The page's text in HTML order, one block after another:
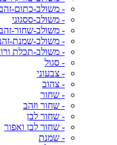
- משולב-כתום-
- משולב-ססגוני
- משולב-שחור-
- משולב-שמנת-
- משולב-תכלת
- סגול
- צבעוני
- צהוב
- שחור
- שחור וזהב
- שחור לבן
- שחור לבן ואפור
- שמנת